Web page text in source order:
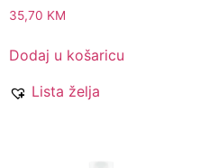
35,70 KM
Dodaj u košaricu
Lista želja